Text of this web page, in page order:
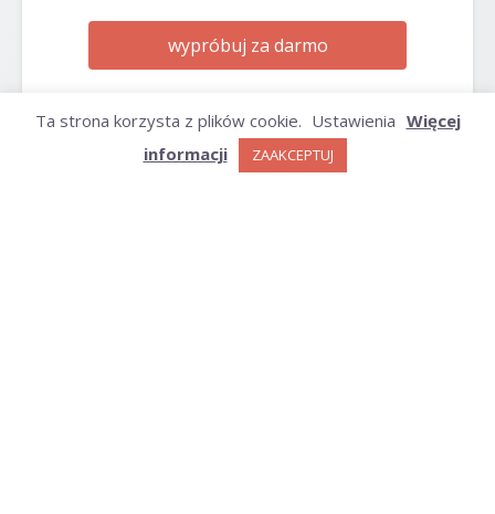
wypróbuj za darmo
Ta strona korzysta z plików cookie. Ustawienia Więcej
informacji
ZAAKCEPTUJ